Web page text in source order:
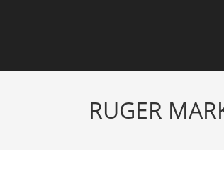
RUGER